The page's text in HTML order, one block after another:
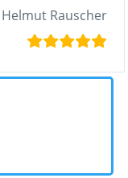
Helmut Rauscher